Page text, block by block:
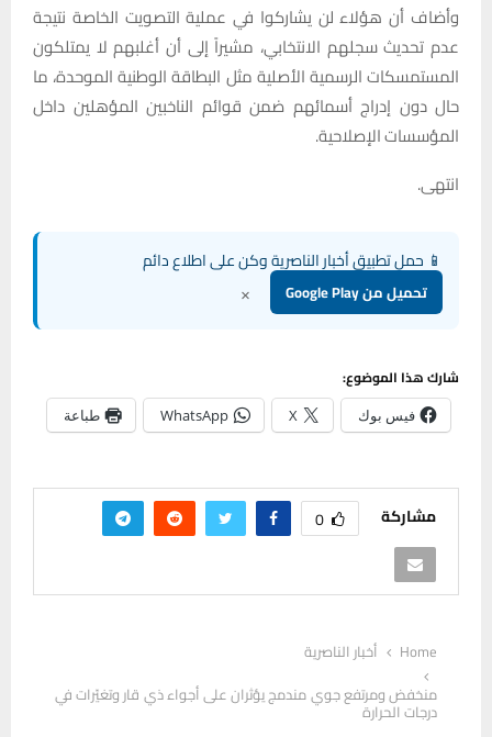
وأضاف أن هؤلاء لن يشاركوا في عملية التصويت الخاصة نتيجة
عدم تحديث سجلهم الانتخابي، مشيراً إلى أن أغلبهم لا يمتلكون
المستمسكات الرسمية الأصلية مثل البطاقة الوطنية الموحدة، ما
حال دون إدراج أسمائهم ضمن قوائم الناخبين المؤهلين داخل
المؤسسات الإصلاحية.
انتهى.
📱 حمل تطبيق أخبار الناصرية وكن على اطلاع دائم
تحميل من Google Play ×
شارك هذا الموضوع:
فيس بوك X
WhatsApp طباعة
مشاركة 0
Home
أخبار الناصرية
منخفض ومرتفع جوي مندمج يؤثران على أجواء ذي قار وتغيّرات في
درجات الحرارة